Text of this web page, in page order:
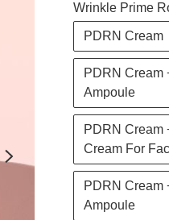
Wrinkle Prime
PDRN Cream
PDRN Cream
Ampoule
PDRN Cream
Cream For
PDRN Cream
Ampoule